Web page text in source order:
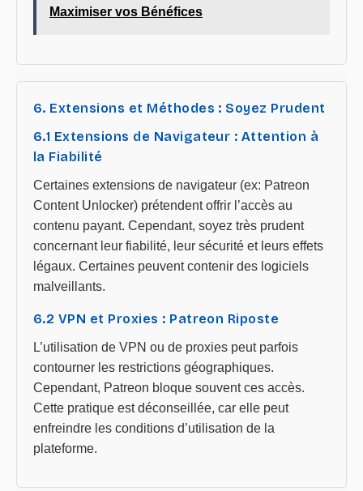
Maximiser vos Bénéfices
6. Extensions et Méthodes : Soyez Prudent
6.1 Extensions de Navigateur : Attention à
la Fiabilité
Certaines extensions de navigateur (ex: Patreon
Content Unlocker) prétendent offrir l’accès au
contenu payant. Cependant, soyez très prudent
concernant leur fiabilité, leur sécurité et leurs effets
légaux. Certaines peuvent contenir des logiciels
malveillants.
6.2 VPN et Proxies : Patreon Riposte
L’utilisation de VPN ou de proxies peut parfois
contourner les restrictions géographiques.
Cependant, Patreon bloque souvent ces accès.
Cette pratique est déconseillée, car elle peut
enfreindre les conditions d’utilisation de la
plateforme.